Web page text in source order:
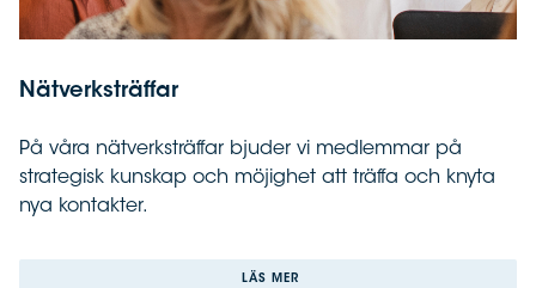
Nätverksträffar
På våra nätverksträffar bjuder vi medlemmar på
strategisk kunskap och möjighet att träffa och knyta
nya kontakter.
LÄS MER